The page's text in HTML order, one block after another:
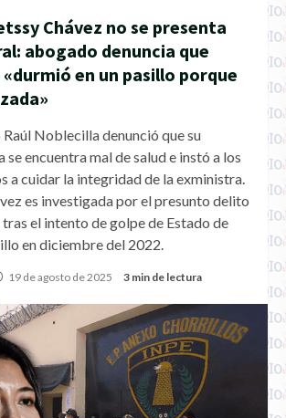
Chávez no se presenta
abogado denuncia que
en un pasillo porque
Noblecilla denunció que su
se encuentra mal de salud e instó a los
a cuidar la integridad de la exministra.
es investigada por el presunto delito
el intento de golpe de Estado de
en diciembre del 2022.
19 de agosto de 2025 3 min de lectura